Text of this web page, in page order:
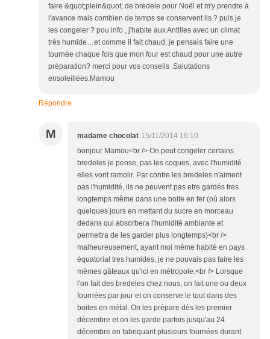
faire &quot;plein&quot; de bredele pour Noël et m'y prendre à
l'avance mais combien de temps se conservent ils ? puis je
les congeler ? pou info , j'habite aux Antilles avec un climat
très humide…et comme il fait chaud, je pensais faire une
tournée chaque fois que mon four est chaud pour une autre
préparation? merci pour vos conseils .Salutations
ensoleillées.Mamou
Répondre
M madame chocolat 15/11/2014 16:10
bonjour Mamou<br /> On peut congeler certains
bredeles je pense, pas les coques, avec l'humidité
elles vont ramolir. Par contre les bredeles n'aiment
pas l'humidité, ils ne peuvent pas etre gardés tres
longtemps même dans une boite en fer (où alors
quelques jours en mettant du sucre en morceau
dedans qui absorbera l'humidité ambiante et
permettra de les garder plus longtemps)<br />
malheureusement, ayant moi même habité en pays
équatorial tres humides, je ne pouvais pas faire les
mêmes gâteaux qu'ici en métropole.<br /> Lorsque
l'on fait des bredeles chez nous, on fait une ou deux
fournées par jour et on conserve le tout dans des
boites en métal. On les prépare dès les premier
décembre et on les garde parfois jusqu'au 24
décembre en fabriquant plusieurs fournées durant